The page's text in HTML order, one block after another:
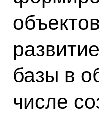
базы в
числе